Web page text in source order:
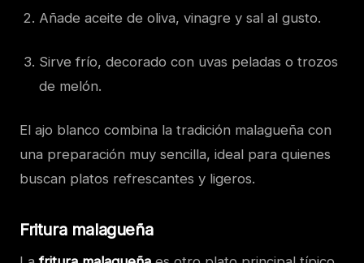
Añade aceite de oliva, vinagre y sal al gusto.
Sirve frío, decorado con uvas peladas o trozos
de melón.
El ajo blanco combina la tradición malagueña con
una preparación muy sencilla, ideal para quienes
buscan platos refrescantes y ligeros.
Fritura malagueña